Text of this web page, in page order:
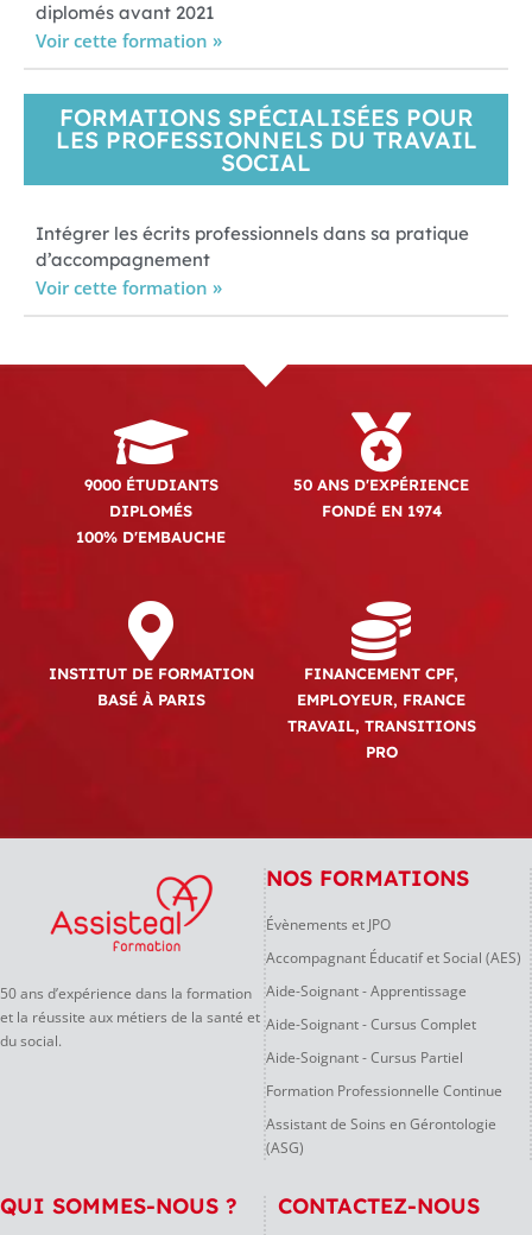
diplomés avant 2021
Voir cette formation »
FORMATIONS SPÉCIALISÉES POUR
LES PROFESSIONNELS DU TRAVAIL
SOCIAL
Intégrer les écrits professionnels dans sa pratique
d’accompagnement
Voir cette formation »
9000 ÉTUDIANTS
DIPLOMÉS
100% D'EMBAUCHE
50 ANS D'EXPÉRIENCE
FONDÉ EN 1974
INSTITUT DE FORMATION
BASÉ À PARIS
FINANCEMENT CPF,
EMPLOYEUR, FRANCE
TRAVAIL, TRANSITIONS
PRO
50 ans d’expérience dans la formation
et la réussite aux métiers de la santé et
du social.
NOS FORMATIONS
Évènements et JPO
Accompagnant Éducatif et Social (AES)
Aide-Soignant - Apprentissage
Aide-Soignant - Cursus Complet
Aide-Soignant - Cursus Partiel
Formation Professionnelle Continue
Assistant de Soins en Gérontologie
(ASG)
QUI SOMMES-NOUS ? CONTACTEZ-NOUS